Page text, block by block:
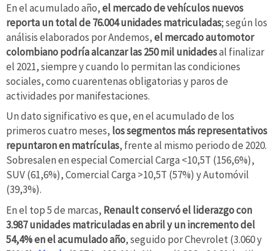
En el acumulado año,el mercado de vehículos nuevos
reporta un total de 76.004 unidades matriculadas; según los
análisis elaborados por Andemos,el mercado automotor
colombiano podría alcanzar las 250 mil unidadesal finalizar
el 2021, siempre y cuando lo permitan las condiciones
sociales, como cuarentenas obligatorias y paros de
actividades por manifestaciones.
Un dato significativo es que, en el acumulado de los
primeros cuatro meses, los segmentos más representativos
repuntaron en matrículas, frente al mismo periodo de 2020.
Sobresalen en especial Comercial Carga <10,5T (156,6%),
SUV (61,6%), Comercial Carga >10,5T (57%) y Automóvil
(39,3%).
En el top 5 de marcas, Renault conservó el liderazgo con
3.987 unidades matriculadas en abril y un incremento del
54,4% en el acumulado año, seguido por Chevrolet (3.060 y